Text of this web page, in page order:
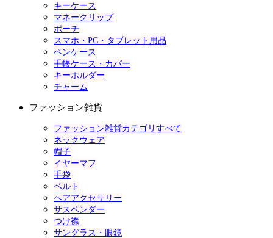
キーケース
マネークリップ
ポーチ
スマホ・PC・タブレット用品
ペンケース
手帳ケース・カバー
キーホルダー
チャーム
ファッション雑貨
ファッション雑貨カテゴリすべて
ネックウェア
帽子
イヤーマフ
手袋
ベルト
ヘアアクセサリー
サスペンダー
つけ襟
サングラス・眼鏡